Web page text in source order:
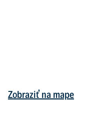
Zobraziť na mape